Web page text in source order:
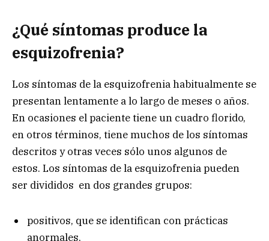
¿Qué síntomas produce la
esquizofrenia?
Los síntomas de la esquizofrenia habitualmente se
presentan lentamente a lo largo de meses o años.
En ocasiones el paciente tiene un cuadro florido,
en otros términos, tiene muchos de los síntomas
descritos y otras veces sólo unos algunos de
estos. Los síntomas de la esquizofrenia pueden
ser divididos en dos grandes grupos:
positivos, que se identifican con prácticas
anormales,